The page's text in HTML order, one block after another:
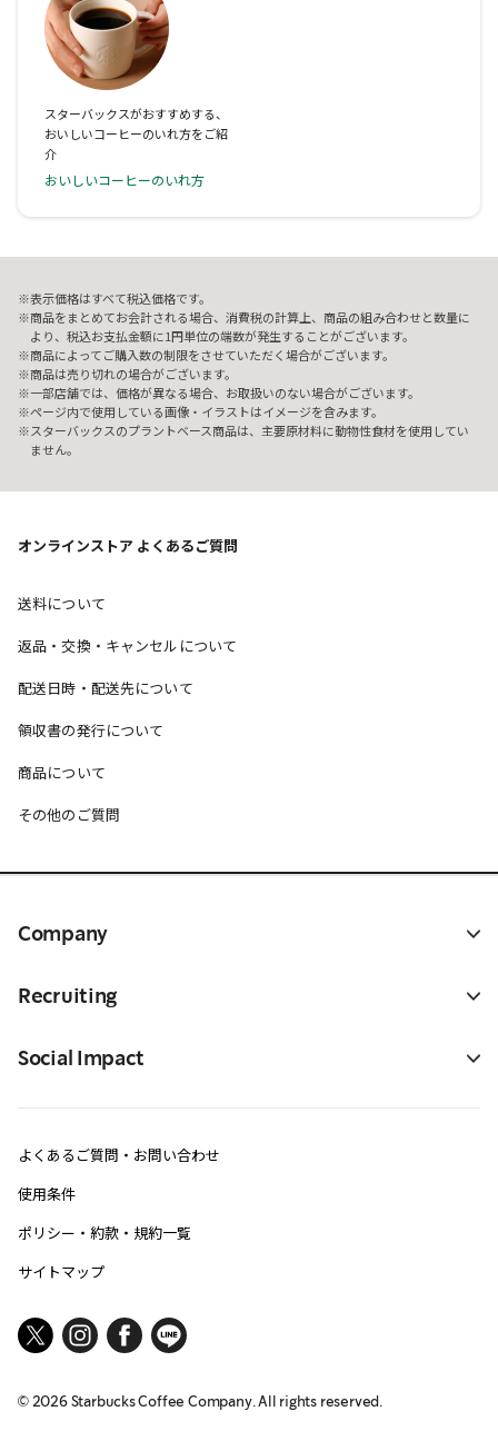
スターバックスがおすすめする、
おいしいコーヒーのいれ方をご紹
介
おいしいコーヒーのいれ方
表示価格はすべて税込価格です。
商品をまとめてお会計される場合、消費税の計算上、商品の組み合わせと数量に
より、税込お支払金額に1円単位の端数が発生することがございます。
商品によってご購入数の制限をさせていただく場合がございます。
商品は売り切れの場合がございます。
一部店舗では、価格が異なる場合、お取扱いのない場合がございます。
ページ内で使用している画像・イラストはイメージを含みます。
スターバックスのプラントベース商品は、主要原材料に動物性食材を使用してい
ません。
オンラインストア よくあるご質問
送料について
返品・交換・キャンセルについて
配送日時・配送先について
領収書の発行について
商品について
その他のご質問
Company
Recruiting
Social Impact
よくあるご質問・お問い合わせ
使用条件
ポリシー・約款・規約一覧
サイトマップ
©2026Starbucks Coffee Company. All rights reserved.